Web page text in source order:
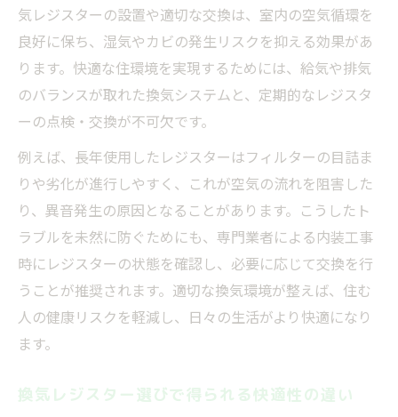
気レジスターの設置や適切な交換は、室内の空気循環を
良好に保ち、湿気やカビの発生リスクを抑える効果があ
ります。快適な住環境を実現するためには、給気や排気
のバランスが取れた換気システムと、定期的なレジスタ
ーの点検・交換が不可欠です。
例えば、長年使用したレジスターはフィルターの目詰ま
りや劣化が進行しやすく、これが空気の流れを阻害した
り、異音発生の原因となることがあります。こうしたト
ラブルを未然に防ぐためにも、専門業者による内装工事
時にレジスターの状態を確認し、必要に応じて交換を行
うことが推奨されます。適切な換気環境が整えば、住む
人の健康リスクを軽減し、日々の生活がより快適になり
ます。
換気レジスター選びで得られる快適性の違い